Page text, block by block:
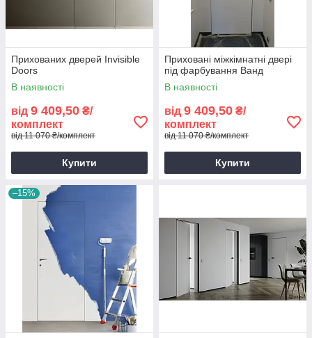
Прихованих дверей Invisible
Doors
В наявності
від 9 409,50 ₴/
комплект
від 11 070 ₴/комплект
Купити
Приховані міжкімнатні двері
під фарбування Ванд
В наявності
від 9 409,50 ₴/
комплект
від 11 070 ₴/комплект
Купити
–15%